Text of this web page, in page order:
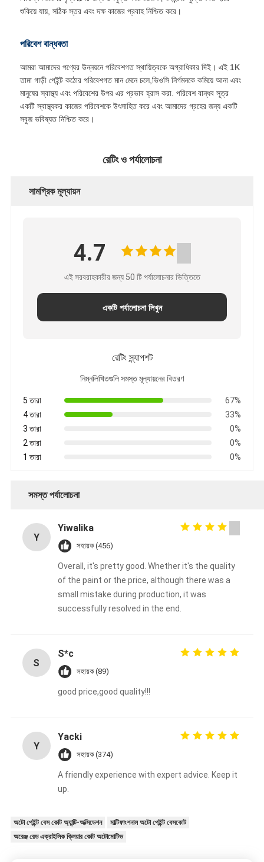
শুকিয়ে যায়, সঠিক স্তর এবং দক্ষ কাজের প্রবাহ নিশ্চিত করে।
পরিবেশ বান্ধবতা
আমরা আমাদের পণ্যের উন্নয়নে পরিবেশগত স্থায়িত্বকে অগ্রাধিকার দিই। এই 1K
তামা গাড়ী পেইন্ট কঠোর পরিবেশগত মান মেনে চলে,ভিওসি নির্গমনকে কমিয়ে আনা এবং
মানুষের স্বাস্থ্য এবং পরিবেশের উপর এর প্রভাব হ্রাস করা. পরিবেশ বান্ধব সূত্র
একটি স্বাস্থ্যকর কাজের পরিবেশকে উৎসাহিত করে এবং আমাদের গ্রহের জন্য একটি
সবুজ ভবিষ্যত নিশ্চিত করে।
রেটিং ও পর্যালোচনা
সামগ্রিক মূল্যায়ন
4.7
এই সরবরাহকারীর জন্য 50 টি পর্যালোচনার ভিত্তিতে
একটি পর্যালোচনা লিখুন
রেটিং স্ন্যাপশট
নিম্নলিখিতগুলি সমস্ত মূল্যায়নের বিতরণ
5 তারা
67%
4 তারা
33%
3 তারা
0%
2 তারা
0%
1 তারা
0%
সমস্ত পর্যালোচনা
Y
Yiwalika
সহায়ক (456)
Overall, it's pretty good. Whether it's the quality
of the paint or the price, although there was a
small mistake during production, it was
successfully resolved in the end.
S
S*c
সহায়ক (89)
good price,good quality!!!
Y
Yacki
সহায়ক (374)
A friendly experience with expert advice. Keep it
up.
অটো পেইন্ট বেস কোট অ্যান্টি-অক্সিডেশন
মাল্টিফাংশনাল অটো পেইন্ট বেসকোট
অরেঞ্জ রেড এক্রাইলিক ক্লিয়ার কোট অটোমোটিভ